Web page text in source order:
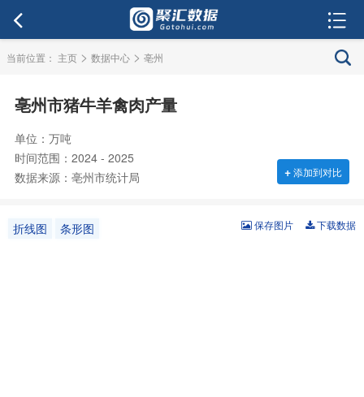
当前位置： 主页 > 数据中心 > 亳州
亳州市猪牛羊禽肉产量
单位：万吨
时间范围：2024 - 2025
数据来源：亳州市统计局
+添加到对比
折线图 条形图 下载数据
保存图片